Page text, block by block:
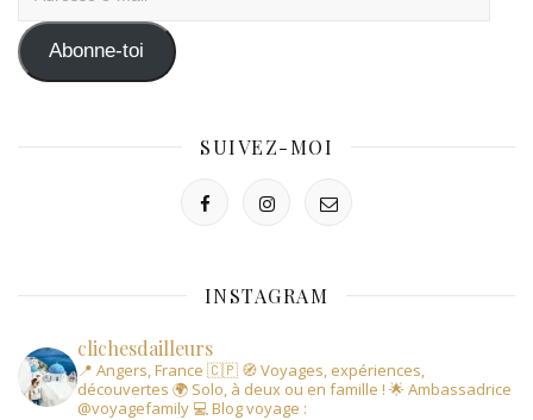
mail Abonne-toi
SUIVEZ-MOI
INSTAGRAM
clichesdailleurs
📍 Angers, France 🇨🇵 🧭 Voyages, expériences,
découvertes 🌍 Solo, à deux ou en famille ! 🌟 Ambassadrice
@voyagefamily 💻 Blog voyage :